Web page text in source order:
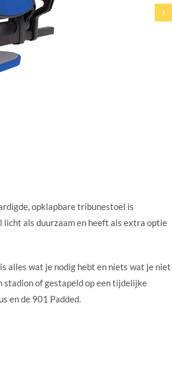
opklapbare tribunestoel is
als duurzaam en heeft als extra optie
alles wat je nodig hebt en niets wat je niet
stadion of gestapeld op een tijdelijke
en de 901 Padded.